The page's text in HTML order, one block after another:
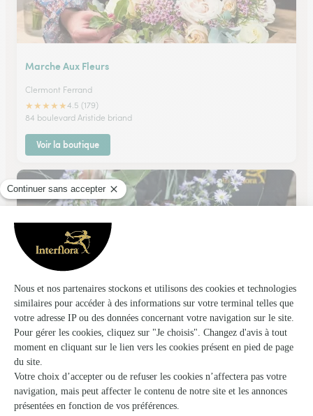
Marche Aux Fleurs
Clermont Ferrand
★★★★★4.5 (179)
84 boulevard Aristide briand
Voir la boutique
Le Jardin D’elise
Clermont Ferrand
★ ★★★ ★4.8 (176)
2, rue du 11 Novembre
Voir la boutique